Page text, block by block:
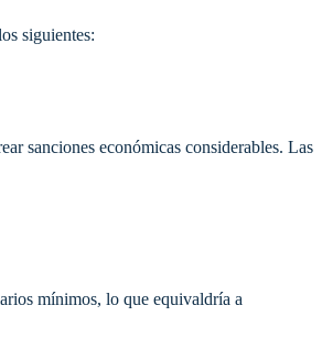
siguientes:
sanciones económicas considerables. Las
mínimos, lo que equivaldría a